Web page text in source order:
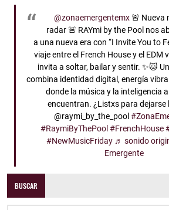
@zonaemergentemx🚨 Nueva
radar 🚨 RAYmi by the Pool nos
a una nueva era con “I Invite You to
viaje entre el French House y el EDM
invita a soltar, bailar y sentir. ✨🐱
combina identidad digital, energía
donde la música y la inteligencia
encuentran. ¿Listxs para dejarse
@raymi_by_the_pool
#RaymiByThePool #FrenchHouse
#NewMusicFriday ♬ sonido
Emergente
BUSCAR